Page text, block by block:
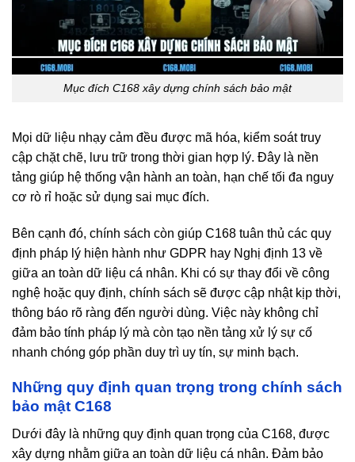
Mục đích C168 xây dựng chính sách bảo mật
Mọi dữ liệu nhạy cảm đều được mã hóa, kiểm soát truy
cập chặt chẽ, lưu trữ trong thời gian hợp lý. Đây là nền
tảng giúp hệ thống vận hành an toàn, hạn chế tối đa nguy
cơ rò rỉ hoặc sử dụng sai mục đích.
Bên cạnh đó, chính sách còn giúp C168 tuân thủ các quy
định pháp lý hiện hành như GDPR hay Nghị định 13 về
giữa an toàn dữ liệu cá nhân. Khi có sự thay đổi về công
nghệ hoặc quy định, chính sách sẽ được cập nhật kịp thời,
thông báo rõ ràng đến người dùng. Việc này không chỉ
đảm bảo tính pháp lý mà còn tạo nền tảng xử lý sự cố
nhanh chóng góp phần duy trì uy tín, sự minh bạch.
Những quy định quan trọng trong chính sách
bảo mật C168
Dưới đây là những quy định quan trọng của C168, được
xây dựng nhằm giữa an toàn dữ liệu cá nhân. Đảm bảo